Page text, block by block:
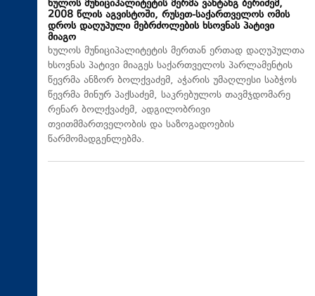
ხულოს მუნიციპალიტეტის მერმა ვახტანგ ბერიძემ,
2008 წლის აგვისტოში, რუსეთ-საქართველოს ომის
დროს დაღუპული მებრძოლების ხსოვნას პატივი
მიაგო
ხულოს მუნიციპალიტეტის მერთან ერთად დაღუპულთა
ხსოვნას პატივი მიაგეს საქართველოს პარლამენტის
წევრმა ანზორ ბოლქვაძემ, აჭარის უმაღლესი საბჭოს
წევრმა მინურ პაქსაძემ, საკრებულოს თავმჯდომარე
რენარ ბოლქვაძემ, ადგილობრივი
თვითმმართველობის და საზოგადოების
წარმომადგენლებმა.